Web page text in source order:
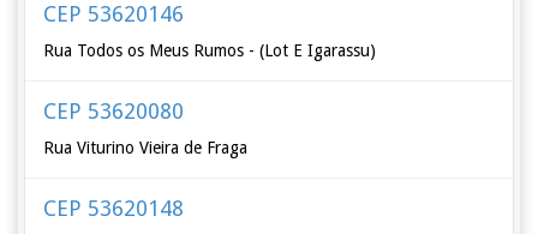
CEP 53620146
Rua Todos os Meus Rumos - (Lot E Igarassu)
CEP 53620080
Rua Viturino Vieira de Fraga
CEP 53620148